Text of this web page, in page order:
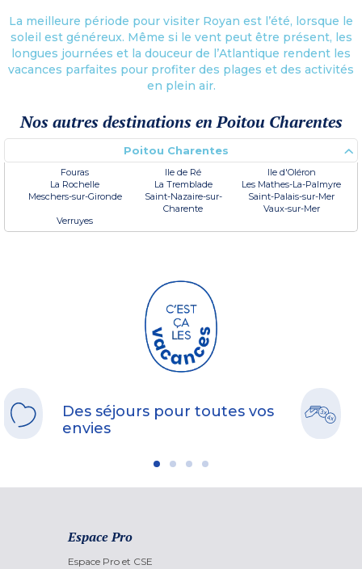
La meilleure période pour visiter Royan est l’été, lorsque le
soleil est généreux. Même si le vent peut être présent, les
longues journées et la douceur de l’Atlantique rendent les
vacances parfaites pour profiter des plages et des activités
en plein air.
Nos autres destinations en Poitou Charentes
Poitou Charentes
Fouras Ile de Ré
Ile d'Oléron
La Rochelle
La Tremblade
Les Mathes-La-Palmyre
Meschers-sur-Gironde
Saint-Nazaire-sur-
Charente
Saint-Palais-sur-Mer
Vaux-sur-Mer
Verruyes
Des séjours pour toutes vos
envies
Espace Pro
Espace Pro et CSE